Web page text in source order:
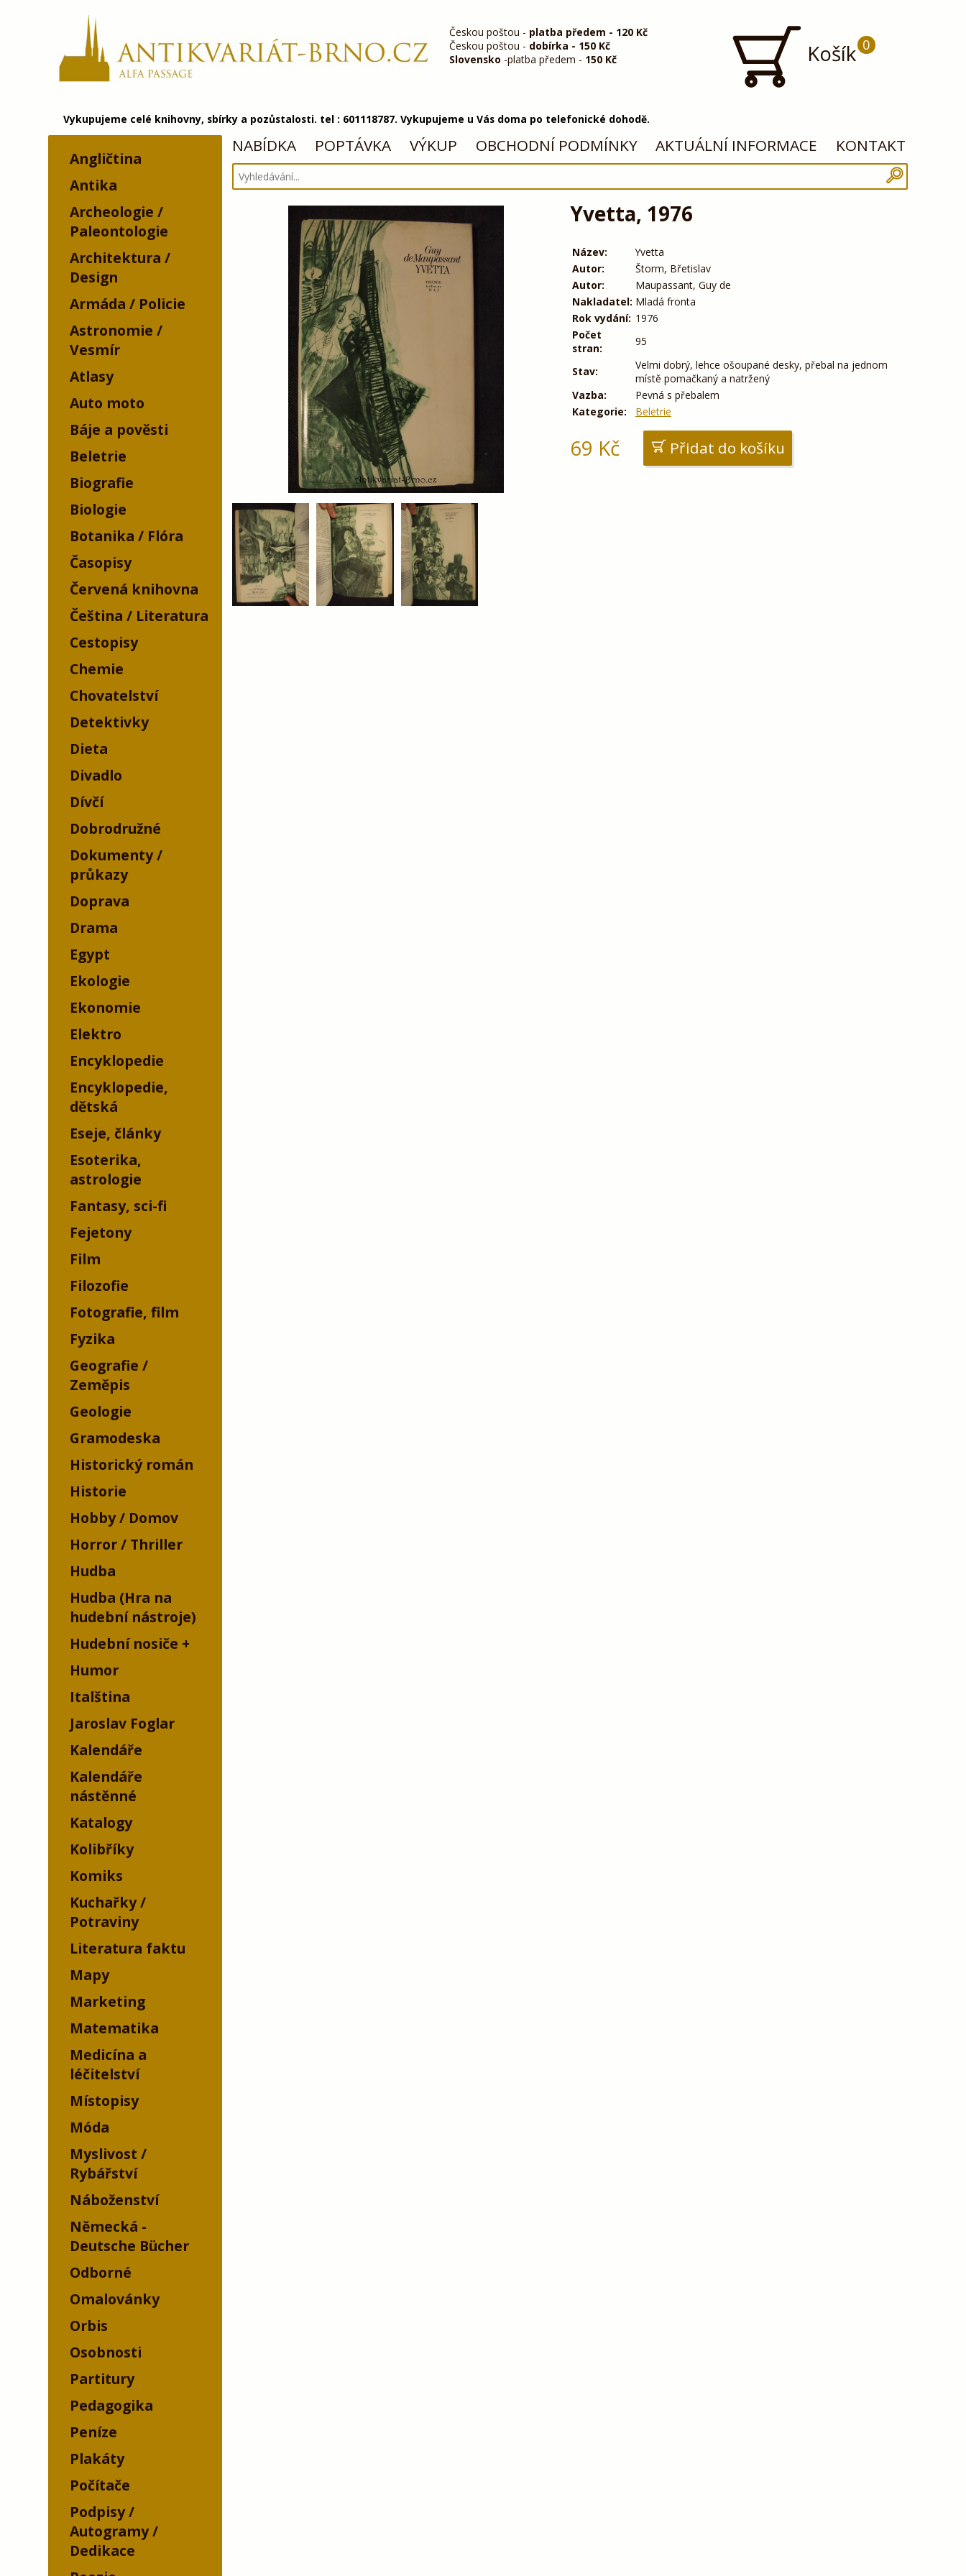
Českou poštou - platba předem - 120 Kč
Českou poštou - dobírka - 150 Kč
Slovensko -platba předem - 150 Kč Košík 0
Vykupujeme celé knihovny, sbírky a pozůstalosti. tel : 601118787. Vykupujeme u Vás doma po telefonické dohodě.
Angličtina
Antika
Archeologie /
Paleontologie
Architektura /
Design
Armáda / Policie
Astronomie /
Vesmír
Atlasy
Auto moto
Báje a pověsti
Beletrie
Biografie
Biologie
Botanika / Flóra
Časopisy
Červená knihovna
Čeština / Literatura
Cestopisy
Chemie
Chovatelství
Detektivky
Dieta
Divadlo
Dívčí
Dobrodružné
Dokumenty /
průkazy
Doprava
Drama
Egypt
Ekologie
Ekonomie
Elektro
Encyklopedie
Encyklopedie,
dětská
Eseje, články
Esoterika,
astrologie
Fantasy, sci-fi
Fejetony
Film
Filozofie
Fotografie, film
Fyzika
Geografie /
Zeměpis
Geologie
Gramodeska
Historický román
Historie
Hobby / Domov
Horror / Thriller
Hudba
Hudba (Hra na
hudební nástroje)
Hudební nosiče
Humor
Italština
Jaroslav Foglar
Kalendáře
Kalendáře
nástěnné
Katalogy
Kolibříky
Komiks
Kuchařky /
Potraviny
Literatura faktu
Mapy
Marketing
Matematika
Medicína a
léčitelství
Místopisy
Móda
Myslivost /
Rybářství
Náboženství
Německá -
Deutsche Bücher
Odborné
Omalovánky
Orbis
Osobnosti
Partitury
Pedagogika
Peníze
Plakáty
Počítače
Podpisy /
Autogramy /
Dedikace
NABÍDKA POPTÁVKA VÝKUP OBCHODNÍ PODMÍNKY AKTUÁLNÍ INFORMACE KONTAKT
Yvetta, 1976
Název:
Yvetta
Autor:
Štorm, Břetislav
Autor:
Maupassant, Guy de
Nakladatel: Mladá fronta
Rok vydání: 1976
Počet
stran:
95
Stav:
Velmi dobrý, lehce ošoupané desky, přebal na jednom
místě pomačkaný a natržený
Vazba:
Pevná s přebalem
Kategorie:
Beletrie
69 Kč Přidat do košíku